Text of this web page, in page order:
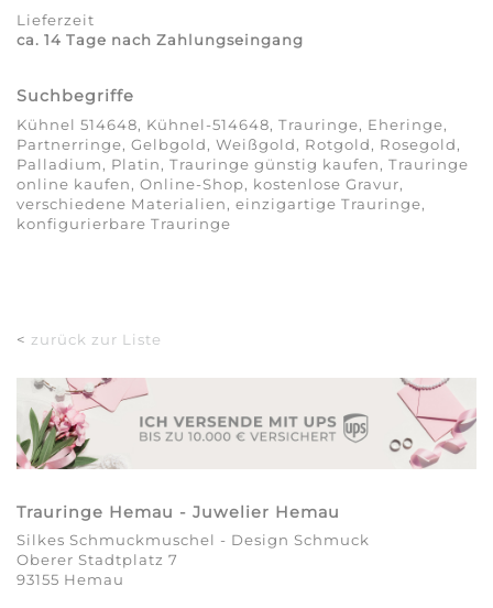
Lieferzeit
ca. 14 Tage nach Zahlungseingang
Suchbegriffe
Kühnel 514648, Kühnel-514648, Trauringe, Eheringe,
Partnerringe, Gelbgold, Weißgold, Rotgold, Rosegold,
Palladium, Platin, Trauringe günstig kaufen, Trauringe
online kaufen, Online-Shop, kostenlose Gravur,
verschiedene Materialien, einzigartige Trauringe,
konfigurierbare Trauringe
< zurück zur Liste
Trauringe Hemau - Juwelier Hemau
Silkes Schmuckmuschel - Design Schmuck
Oberer Stadtplatz 7
93155 Hemau